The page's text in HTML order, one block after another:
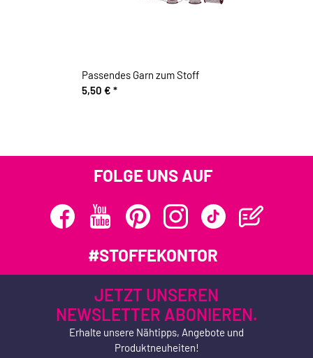
Passendes Garn zum Stoff
5,50 € *
FOLGE UNS AUF
#STOFFEKONTOR
JETZT UNSEREN
NEWSLETTER ABONIEREN.
Erhalte unsere Nähtipps, Angebote und
Produktneuheiten!